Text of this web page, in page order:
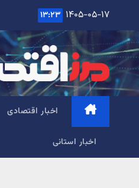
content
۱۴۰۵-۰۵-۱۷ ۱۳:۲۳
اخبار اقتصادی
اخبار استانی